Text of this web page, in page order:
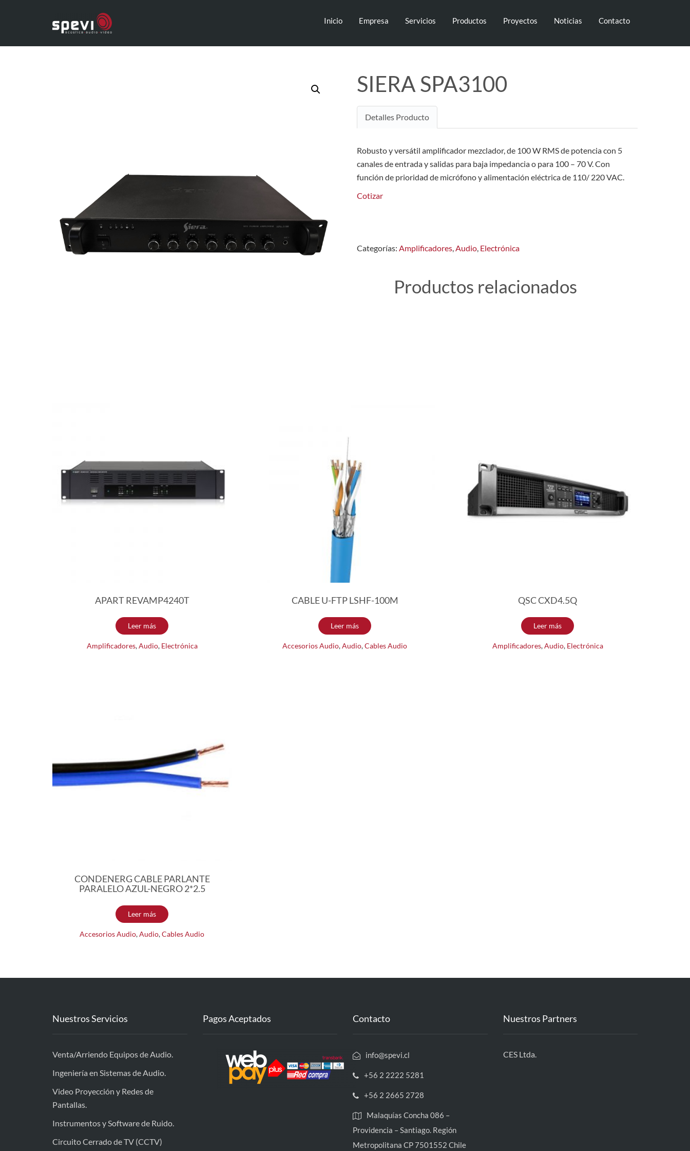
Inicio Empresa Servicios Productos Proyectos Noticias Contacto
SIERA SPA3100
Detalles Producto
Robusto y versátil amplificador mezclador, de 100 W RMS de potencia con 5
canales de entrada y salidas para baja impedancia o para 100 – 70 V. Con
función de prioridad de micrófono y alimentación eléctrica de 110/ 220 VAC.
Cotizar
Categorías: Amplificadores,Audio, Electrónica
Productos relacionados
APART REVAMP4240T
Leer más
Amplificadores,Audio, Electrónica
CABLE U-FTP LSHF-100M
Leer más
Accesorios Audio,Audio,Cables Audio
QSC CXD4.5Q
Leer más
Amplificadores,Audio, Electrónica
CONDENERG CABLE PARLANTE
PARALELO AZUL-NEGRO 2*2.5
Leer más
Accesorios Audio,Audio,Cables Audio
Nuestros Servicios
Venta/Arriendo Equipos de Audio.
Ingeniería en Sistemas de Audio.
Video Proyección y Redes de
Pantallas.
Instrumentos y Software de Ruido.
Circuito Cerrado de TV (CCTV)
Pagos Aceptados Contacto
info@spevi.cl
+56 2 2222 5281
+56 2 2665 2728
Malaquías Concha 086 –
Providencia – Santiago. Región
Metropolitana CP 7501552 Chile
Nuestros Partners
CES Ltda.